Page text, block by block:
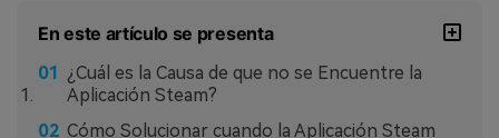
En este artículo se presenta
¿Cuál es la Causa de que no se Encuentre la
Aplicación Steam?
Cómo Solucionar cuando la Aplicación Steam